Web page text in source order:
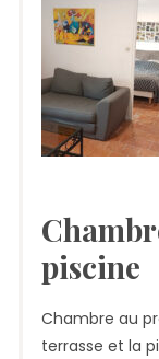
piscine
Chambre au
terrasse et la